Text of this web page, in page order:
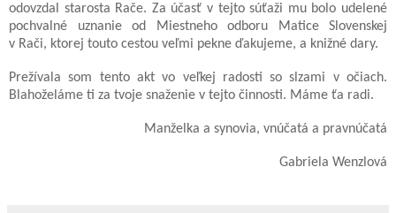
odovzdal starosta Rače. Za účasť v tejto súťaži mu bolo udelené
pochvalné uznanie od Miestneho odboru Matice Slovenskej
v Rači, ktorej touto cestou veľmi pekne ďakujeme, a knižné dary.
Prežívala som tento akt vo veľkej radosti so slzami v očiach.
Blahoželáme ti za tvoje snaženie v tejto činnosti. Máme ťa radi.
Manželka a synovia, vnúčatá a pravnúčatá
Gabriela Wenzlová